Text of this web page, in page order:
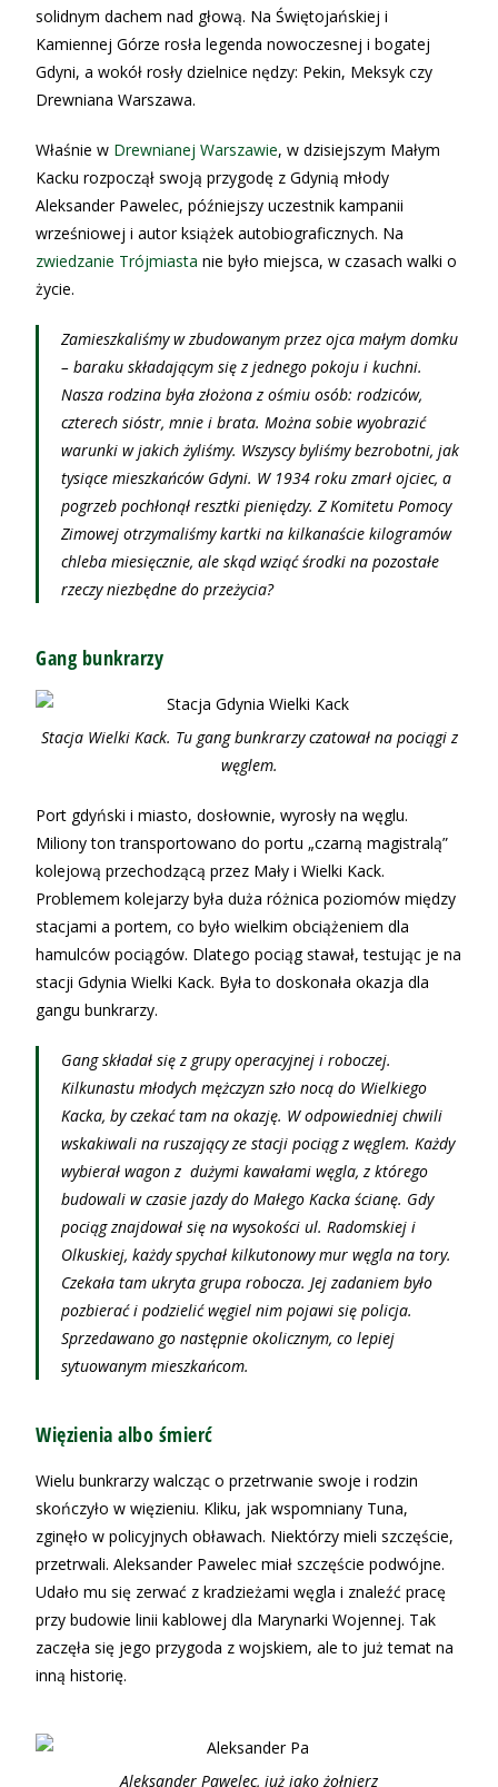
solidnym dachem nad głową. Na Świętojańskiej i
Kamiennej Górze rosła legenda nowoczesnej i bogatej
Gdyni, a wokół rosły dzielnice nędzy: Pekin, Meksyk czy
Drewniana Warszawa.
Właśnie w Drewnianej Warszawie, w dzisiejszym Małym
Kacku rozpoczął swoją przygodę z Gdynią młody
Aleksander Pawelec, późniejszy uczestnik kampanii
wrześniowej i autor książek autobiograficznych. Na
zwiedzanie Trójmiasta nie było miejsca, w czasach walki o
życie.
Zamieszkaliśmy w zbudowanym przez ojca małym domku
– baraku składającym się z jednego pokoju i kuchni.
Nasza rodzina była złożona z ośmiu osób: rodziców,
czterech sióstr, mnie i brata. Można sobie wyobrazić
warunki w jakich żyliśmy. Wszyscy byliśmy bezrobotni, jak
tysiące mieszkańców Gdyni. W 1934 roku zmarł ojciec, a
pogrzeb pochłonął resztki pieniędzy. Z Komitetu Pomocy
Zimowej otrzymaliśmy kartki na kilkanaście kilogramów
chleba miesięcznie, ale skąd wziąć środki na pozostałe
rzeczy niezbędne do przeżycia?
Gang bunkrarzy
Stacja Wielki Kack. Tu gang bunkrarzy czatował na pociągi z
węglem.
Port gdyński i miasto, dosłownie, wyrosły na węglu.
Miliony ton transportowano do portu „czarną magistralą”
kolejową przechodzącą przez Mały i Wielki Kack.
Problemem kolejarzy była duża różnica poziomów między
stacjami a portem, co było wielkim obciążeniem dla
hamulców pociągów. Dlatego pociąg stawał, testując je na
stacji Gdynia Wielki Kack. Była to doskonała okazja dla
gangu bunkrarzy.
Gang składał się z grupy operacyjnej i roboczej.
Kilkunastu młodych mężczyzn szło nocą do Wielkiego
Kacka, by czekać tam na okazję. W odpowiedniej chwili
wskakiwali na ruszający ze stacji pociąg z węglem. Każdy
wybierał wagon z dużymi kawałami węgla, z którego
budowali w czasie jazdy do Małego Kacka ścianę. Gdy
pociąg znajdował się na wysokości ul. Radomskiej i
Olkuskiej, każdy spychał kilkutonowy mur węgla na tory.
Czekała tam ukryta grupa robocza. Jej zadaniem było
pozbierać i podzielić węgiel nim pojawi się policja.
Sprzedawano go następnie okolicznym, co lepiej
sytuowanym mieszkańcom.
Więzienia albo śmierć
Wielu bunkrarzy walcząc o przetrwanie swoje i rodzin
skończyło w więzieniu. Kliku, jak wspomniany Tuna,
zginęło w policyjnych obławach. Niektórzy mieli szczęście,
przetrwali. Aleksander Pawelec miał szczęście podwójne.
Udało mu się zerwać z kradzieżami węgla i znaleźć pracę
przy budowie linii kablowej dla Marynarki Wojennej. Tak
zaczęła się jego przygoda z wojskiem, ale to już temat na
inną historię.
Aleksander Pawelec, już jako żołnierz